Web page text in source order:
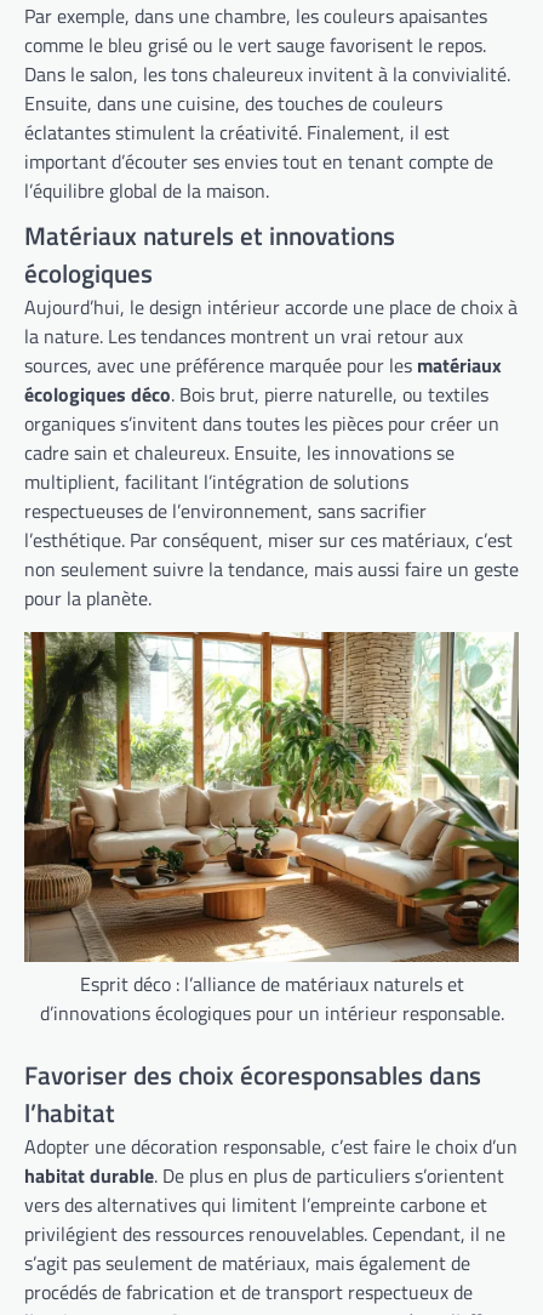
Par exemple, dans une chambre, les couleurs apaisantes
comme le bleu grisé ou le vert sauge favorisent le repos.
Dans le salon, les tons chaleureux invitent à la convivialité.
Ensuite, dans une cuisine, des touches de couleurs
éclatantes stimulent la créativité. Finalement, il est
important d’écouter ses envies tout en tenant compte de
l’équilibre global de la maison.
Matériaux naturels et innovations
écologiques
Aujourd’hui, le design intérieur accorde une place de choix à
la nature. Les tendances montrent un vrai retour aux
sources, avec une préférence marquée pour les matériaux
écologiques déco. Bois brut, pierre naturelle, ou textiles
organiques s’invitent dans toutes les pièces pour créer un
cadre sain et chaleureux. Ensuite, les innovations se
multiplient, facilitant l’intégration de solutions
respectueuses de l’environnement, sans sacrifier
l’esthétique. Par conséquent, miser sur ces matériaux, c’est
non seulement suivre la tendance, mais aussi faire un geste
pour la planète.
Esprit déco : l’alliance de matériaux naturels et
d’innovations écologiques pour un intérieur responsable.
Favoriser des choix écoresponsables dans
l’habitat
Adopter une décoration responsable, c’est faire le choix d’un
habitat durable. De plus en plus de particuliers s’orientent
vers des alternatives qui limitent l’empreinte carbone et
privilégient des ressources renouvelables. Cependant, il ne
s’agit pas seulement de matériaux, mais également de
procédés de fabrication et de transport respectueux de